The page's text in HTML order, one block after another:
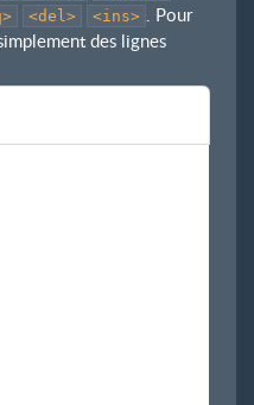
<del> <ins>
. Pour
des lignes